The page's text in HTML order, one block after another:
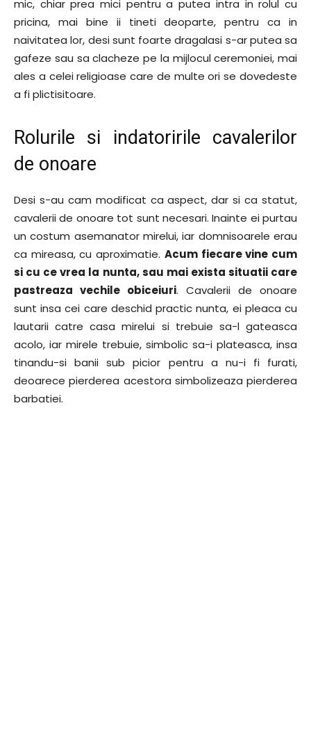
mic, chiar prea mici pentru a putea intra in rolul cu
pricina, mai bine ii tineti deoparte, pentru ca in
naivitatea lor, desi sunt foarte dragalasi s-ar putea sa
gafeze sau sa clacheze pe la mijlocul ceremoniei, mai
ales a celei religioase care de multe ori se dovedeste
a fi plictisitoare.
Rolurile si indatoririle cavalerilor
de onoare
Desi s-au cam modificat ca aspect, dar si ca statut,
cavalerii de onoare tot sunt necesari. Inainte ei purtau
un costum asemanator mirelui, iar domnisoarele erau
ca mireasa, cu aproximatie. Acum fiecare vine cum
si cu ce vrea la nunta, sau mai exista situatii care
pastreaza vechile obiceiuri. Cavalerii de onoare
sunt insa cei care deschid practic nunta, ei pleaca cu
lautarii catre casa mirelui si trebuie sa-l gateasca
acolo, iar mirele trebuie, simbolic sa-i plateasca, insa
tinandu-si banii sub picior pentru a nu-i fi furati,
deoarece pierderea acestora simbolizeaza pierderea
barbatiei.